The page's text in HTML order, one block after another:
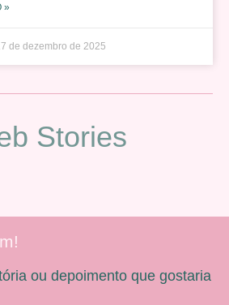
»
de dezembro de 2025
Stories
ou depoimento que gostaria